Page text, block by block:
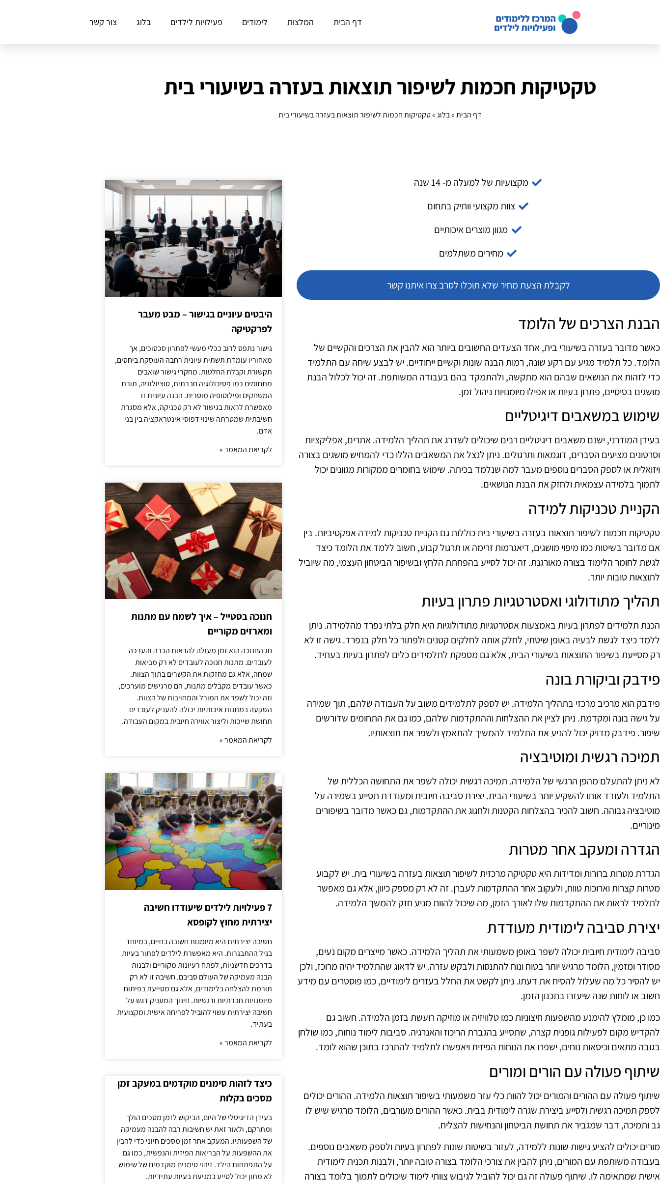
דף הבית המלצות לימודים פעילויות לילדים בלוג צור קשר
טקטיקות חכמות לשיפור תוצאות בעזרה בשיעורי בית
דף הבית»בלוג»טקטיקות חכמות לשיפור תוצאות בעזרה בשיעורי בית
מקצועיות של למעלה מ- 14 שנה
צוות מקצועי וותיק בתחום
מגוון מוצרים איכותיים
מחירים משתלמים
לקבלת הצעת מחיר שלא תוכלו לסרב צרו איתנו קשר
הבנת הצרכים של הלומד
כאשר מדובר בעזרה בשיעורי בית, אחד הצעדים החשובים ביותר הוא להבין את הצרכים והקשיים של
הלומד. כל תלמיד מגיע עם רקע שונה, רמות הבנה שונות וקשיים ייחודיים. יש לבצע שיחה עם התלמיד
כדי לזהות את הנושאים שבהם הוא מתקשה, ולהתמקד בהם בעבודה המשותפת. זה יכול לכלול הבנת
מושגים בסיסיים, פתרון בעיות או אפילו מיומנויות ניהול זמן.
שימוש במשאבים דיגיטליים
בעידן המודרני, ישנם משאבים דיגיטליים רבים שיכולים לשדרג את תהליך הלמידה. אתרים, אפליקציות
וסרטונים מציעים הסברים, דוגמאות ותרגולים. ניתן לנצל את המשאבים הללו כדי להמחיש מושגים בצורה
ויזואלית או לספק הסברים נוספים מעבר למה שנלמד בכיתה. שימוש בחומרים ממקורות מגוונים יכול
לתמוך בלמידה עצמאית ולחזק את הבנת הנושאים.
הקניית טכניקות למידה
טקטיקות חכמות לשיפור תוצאות בעזרה בשיעורי בית כוללות גם הקניית טכניקות למידה אפקטיביות. בין
אם מדובר בשיטות כמו מיפוי מושגים, דיאגרמות זרימה או תרגול קבוע, חשוב ללמד את הלומד כיצד
לגשת לחומר הלימוד בצורה מאורגנת. זה יכול לסייע בהפחתת הלחץ ובשיפור הביטחון העצמי, מה שיוביל
לתוצאות טובות יותר.
תהליך מתודולוגי ואסטרטגיות פתרון בעיות
הכנת תלמידים לפתרון בעיות באמצעות אסטרטגיות מתודולוגיות היא חלק בלתי נפרד מהלמידה. ניתן
ללמד כיצד לגשת לבעיה באופן שיטתי, לחלק אותה לחלקים קטנים ולפתור כל חלק בנפרד. גישה זו לא
רק מסייעת בשיפור התוצאות בשיעורי הבית, אלא גם מספקת לתלמידים כלים לפתרון בעיות בעתיד.
פידבק וביקורת בונה
פידבק הוא מרכיב מרכזי בתהליך הלמידה. יש לספק לתלמידים משוב על העבודה שלהם, תוך שמירה
על גישה בונה ומקדמת. ניתן לציין את ההצלחות וההתקדמות שלהם, כמו גם את התחומים שדורשים
שיפור. פידבק מדויק יכול להניע את התלמיד להמשיך להתאמץ ולשפר את תוצאותיו.
תמיכה רגשית ומוטיבציה
לא ניתן להתעלם מהפן הרגשי של הלמידה. תמיכה רגשית יכולה לשפר את התחושה הכללית של
התלמיד ולעודד אותו להשקיע יותר בשיעורי הבית. יצירת סביבה חיובית ומעודדת תסייע בשמירה על
מוטיבציה גבוהה. חשוב להכיר בהצלחות הקטנות ולחגוג את ההתקדמות, גם כאשר מדובר בשיפורים
מינוריים.
הגדרה ומעקב אחר מטרות
הגדרת מטרות ברורות ומדידות היא טקטיקה מרכזית לשיפור תוצאות בעזרה בשיעורי בית. יש לקבוע
מטרות קצרות וארוכות טווח, ולעקוב אחר ההתקדמות לעברן. זה לא רק מספק כיוון, אלא גם מאפשר
לתלמיד לראות את ההתקדמות שלו לאורך הזמן, מה שיכול להוות מניע חזק להמשך הלמידה.
יצירת סביבה לימודית מעודדת
סביבה לימודית חיובית יכולה לשפר באופן משמעותי את תהליך הלמידה. כאשר מייצרים מקום נעים,
מסודר ומזמין, הלומד מרגיש יותר בטוח ונוח להתנסות ולבקש עזרה. יש לדאוג שהתלמיד יהיה מרוכז, ולכן
יש להסיר כל מה שעלול להסיח את דעתו. ניתן לקשט את החלל בעזרים לימודיים, כמו פוסטרים עם מידע
חשוב או לוחות שנה שיעזרו בתכנון הזמן.
כמו כן, מומלץ להימנע מהשפעות חיצוניות כמו טלוויזיה או מוזיקה רועשת בזמן הלמידה. חשוב גם
להקדיש מקום לפעילות גופנית קצרה, שתסייע בהגברת הריכוז והאנרגיה. סביבות לימוד נוחות, כמו שולחן
בגובה מתאים וכיסאות נוחים, ישפרו את הנוחות הפיזית ויאפשרו לתלמיד להתרכז בתוכן שהוא לומד.
שיתוף פעולה עם הורים ומורים
שיתוף פעולה עם ההורים והמורים יכול להוות כלי עזר משמעותי בשיפור תוצאות הלמידה. ההורים יכולים
לספק תמיכה רגשית ולסייע ביצירת שגרה לימודית בבית. כאשר ההורים מעורבים, הלומד מרגיש שיש לו
גב ותמיכה, דבר שמגביר את תחושת הביטחון והנחישות להצליח.
מורים יכולים להציע גישות שונות ללמידה, לעזור בשיטות שונות לפתרון בעיות ולספק משאבים נוספים.
בעבודה משותפת עם המורים, ניתן להבין את צורכי הלומד בצורה טובה יותר, ולבנות תכנית לימודית
אישית שמתאימה לו. שיתוף פעולה זה גם יכול להוביל לגיבוש צוותי לימוד שיכולים לתמוך בלומד בצורה
היבטים עיוניים בגישור – מבט מעבר
לפרקטיקה
גישור נתפס לרוב ככלי מעשי לפתרון סכסוכים, אך
מאחוריו עומדת תשתית עיונית רחבה העוסקת ביחסים,
תקשורת וקבלת החלטות. מחקרי גישור שואבים
מתחומים כמו פסיכולוגיה חברתית, סוציולוגיה, תורת
המשחקים ופילוסופיה מוסרית. הבנה עיונית זו
מאפשרת לראות בגישור לא רק טכניקה, אלא מסגרת
חשיבתית שמטרתה שינוי דפוסי אינטראקציה בין בני
אדם.
לקריאת המאמר »
חנוכה בסטייל – איך לשמח עם מתנות
ומארזים מקוריים
חג החנוכה הוא זמן מעולה להראות הכרה והערכה
לעובדים. מתנות חנוכה לעובדים לא רק מביאות
שמחה, אלא גם מחזקות את הקשרים בתוך הצוות.
כאשר עובדים מקבלים מתנות, הם מרגישים מוערכים,
וזה יכול לשפר את המורל והמחויבות של הצוות.
השקעה במתנות איכותיות יכולה להעניק לעובדים
תחושת שייכות וליצור אווירה חיובית במקום העבודה.
לקריאת המאמר »
7 פעילויות לילדים שיעודדו חשיבה
יצירתית מחוץ לקופסא
חשיבה יצירתית היא מיומנות חשובה בחיים, במיוחד
בגיל ההתבגרות. היא מאפשרת לילדים לפתור בעיות
בדרכים חדשניות, לפתח רעיונות מקוריים ולבנות
הבנה מעמיקה של העולם סביבם. חשיבה זו לא רק
תורמת להצלחה בלימודים, אלא גם מסייעת בפיתוח
מיומנויות חברתיות ורגשיות. חינוך המעניק דגש על
חשיבה יצירתית עשוי להוביל לפריחה אישית ומקצועית
בעתיד.
לקריאת המאמר »
כיצד לזהות סימנים מוקדמים במעקב זמן
מסכים בקלות
בעידן הדיגיטלי של היום, הביקוש לזמן מסכים הולך
ומתרקם, ולאור זאת יש חשיבות רבה להבנה מעמיקה
של השפעותיו. המעקב אחר זמן מסכים חיוני כדי להבין
את ההשפעות על הבריאות הפיזית והנפשית, כמו גם
על התפתחות הילד. זיהוי סימנים מוקדמים של שימוש
לא מתון יכול לסייע במניעת בעיות עתידיות.